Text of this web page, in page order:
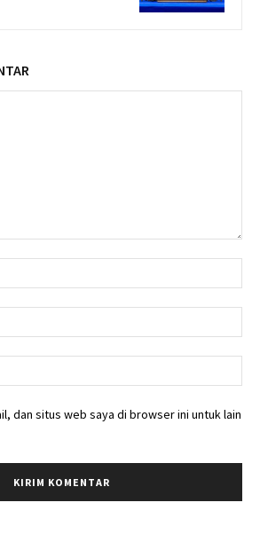
dan situs web saya di browser ini untuk lain